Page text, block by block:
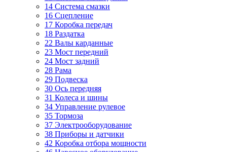
14 Система смазки
16 Сцепление
17 Коробка передач
18 Раздатка
22 Валы карданные
23 Мост передний
24 Мост задний
28 Рама
29 Подвеска
30 Ось передняя
31 Колеса и шины
34 Управление рулевое
35 Тормоза
37 Электрооборудование
38 Приборы и датчики
42 Коробка отбора мощности